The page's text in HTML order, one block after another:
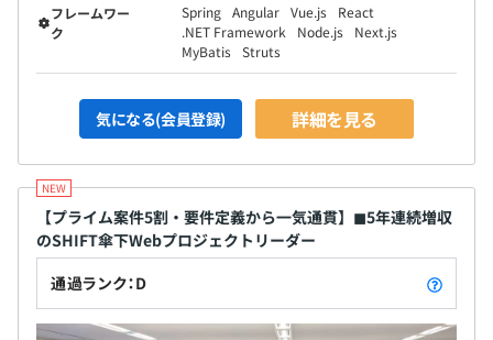
フレームワー
ク
Spring Angular Vue.js
React
.NET Framework
Node.js
Next.js
MyBatis Struts
気になる(会員登録) 詳細を見る
【プライム案件5割・要件定義から一気通貫】◼︎5年連続増収
のSHIFT傘下Webプロジェクトリーダー
通過ランク：D